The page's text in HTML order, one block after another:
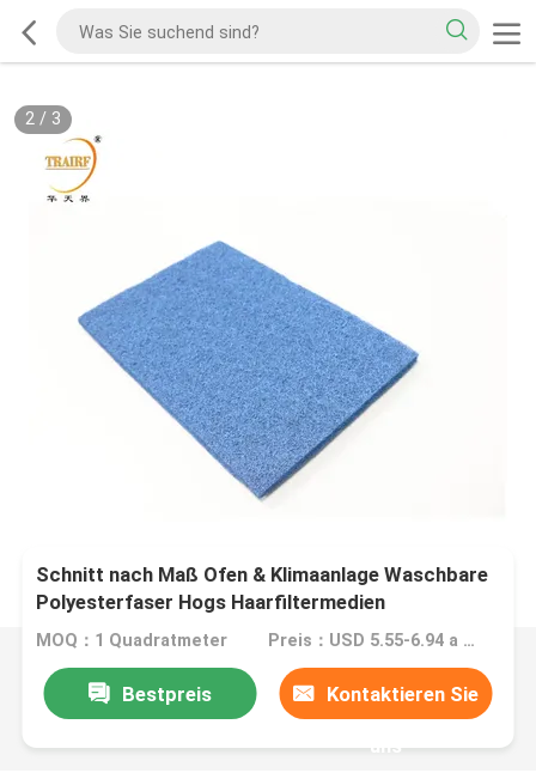
2/ 3
Schnitt nach Maß Ofen & Klimaanlage Waschbare
Polyesterfaser Hogs Haarfiltermedien
MOQ：1 Quadratmeter Preis：USD 5.55-6.94 a roll
Bestpreis Kontaktieren Sie
uns